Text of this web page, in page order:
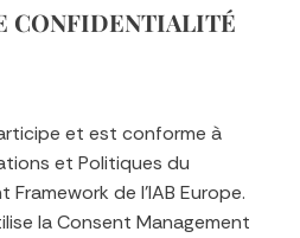
CONFIDENTIALITÉ
et est conforme à
et Politiques du
de l’IAB Europe.
la Consent Management